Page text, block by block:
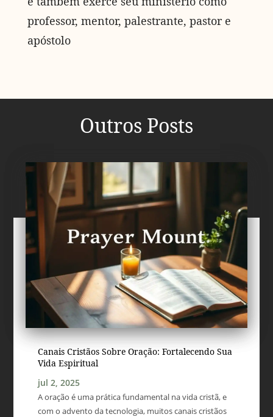
professor, mentor, palestrante, pastor e
apóstolo
Outros Posts
Canais Cristãos Sobre Oração: Fortalecendo Sua
Vida Espiritual
jul 2, 2025
A oração é uma prática fundamental na vida cristã, e
com o advento da tecnologia, muitos canais cristãos